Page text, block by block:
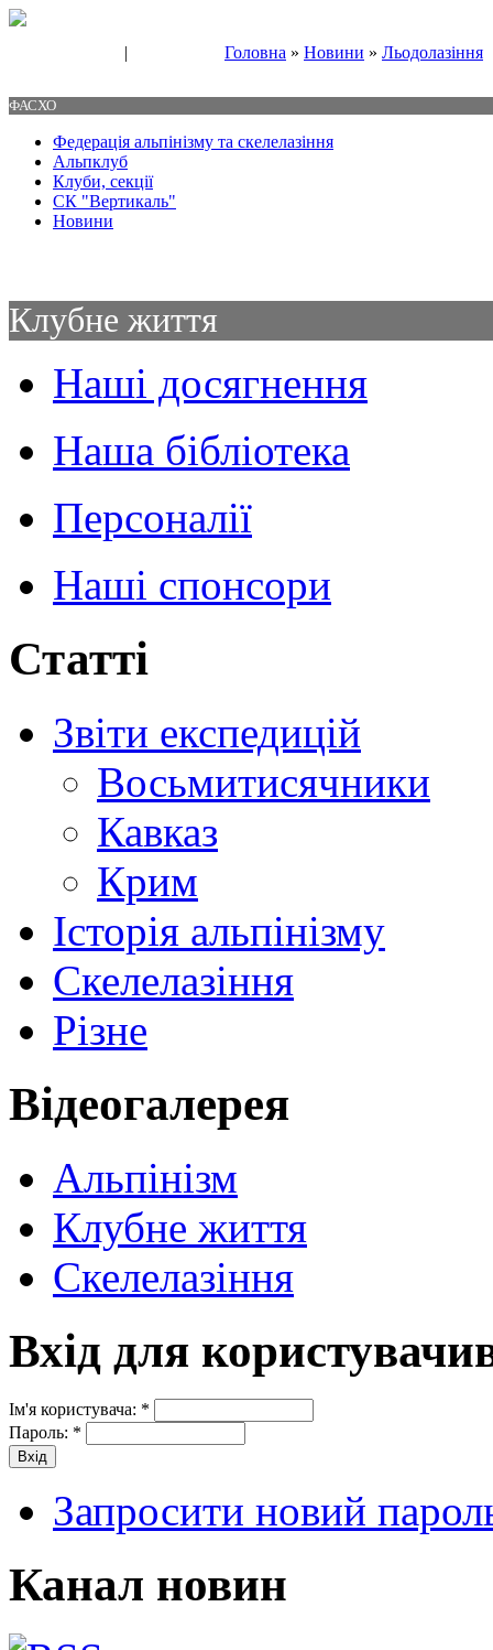
| Головна » Новини » Льодолазіння
ФАСХО
Федерація альпінізму та скелелазіння
Альпклуб
Клуби, секції
СК "Вертикаль"
Новини
Клубне життя
Наші досягнення
Наша бібліотека
Персоналії
Наші спонсори
Статті
Звіти експедицій
Восьмитисячники
Кавказ
Крим
Історія альпінізму
Скелелазіння
Різне
Відеогалерея
Альпінізм
Клубне життя
Скелелазіння
Вхід для
Ім'я користувача: *
Пароль: *
Запросити новий
Канал новин